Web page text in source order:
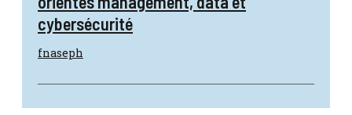
cybersécurité
fnaseph